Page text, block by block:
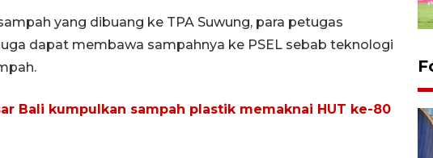
yang dibuang ke TPA Suwung, para petugas
dapat membawa sampahnya ke PSEL sebab teknologi
Bali kumpulkan sampah plastik memaknai HUT ke-80